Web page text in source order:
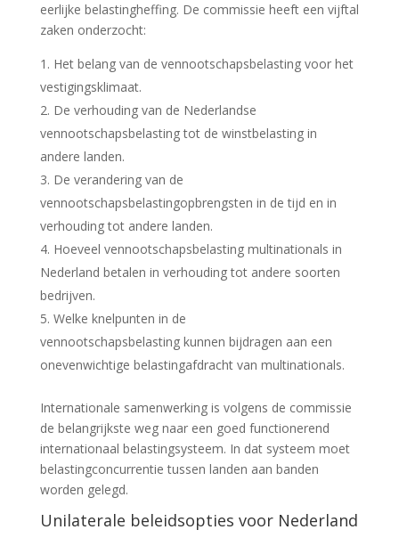
eerlijke belastingheffing. De commissie heeft een vijftal
zaken onderzocht:
Het belang van de vennootschapsbelasting voor het
vestigingsklimaat.
De verhouding van de Nederlandse
vennootschapsbelasting tot de winstbelasting in
andere landen.
De verandering van de
vennootschapsbelastingopbrengsten in de tijd en in
verhouding tot andere landen.
Hoeveel vennootschapsbelasting multinationals in
Nederland betalen in verhouding tot andere soorten
bedrijven.
Welke knelpunten in de
vennootschapsbelasting kunnen bijdragen aan een
onevenwichtige belastingafdracht van multinationals.
Internationale samenwerking is volgens de commissie
de belangrijkste weg naar een goed functionerend
internationaal belastingsysteem. In dat systeem moet
belastingconcurrentie tussen landen aan banden
worden gelegd.
Unilaterale beleidsopties voor Nederland